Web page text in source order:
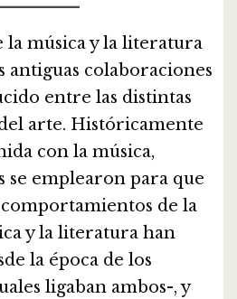
música y la literatura
antiguas colaboraciones
entre las distintas
arte. Históricamente
con la música,
se emplearon para que
de la
y la literatura han
la época de los
ligaban ambos-, y